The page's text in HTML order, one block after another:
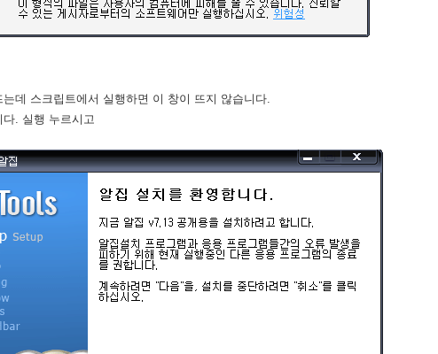
데 스크립트에서 실행하면 이 창이 뜨지 않습니다.
. 실행 누르시고